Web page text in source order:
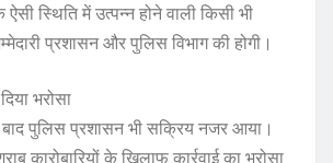
स्थिति में उत्पन्न होने वाली किसी भी
प्रशासन और पुलिस विभाग की होगी।
भरोसा
पुलिस प्रशासन भी सक्रिय नजर आया।
कारोबारियों के खिलाफ कार्रवाई का भरोसा